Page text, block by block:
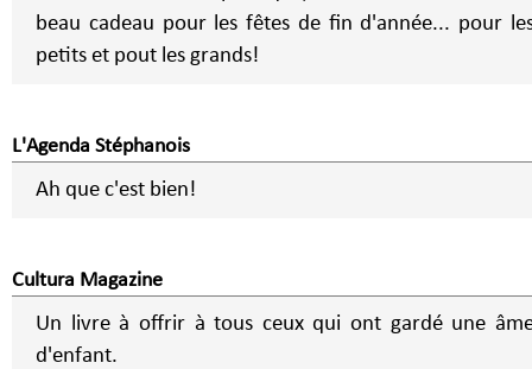
beau cadeau pour les fêtes de fin d'année... pour
petits et pout les grands!
L'Agenda Stéphanois
Ah que c'est bien!
Cultura Magazine
Un livre à offrir à tous ceux qui ont gardé une
d'enfant.